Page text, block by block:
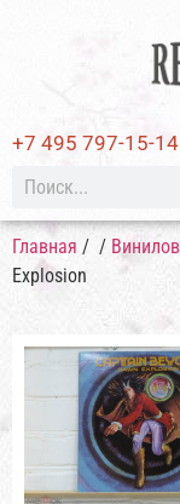
+7 495 797-15-14
Главная / /
Explosion